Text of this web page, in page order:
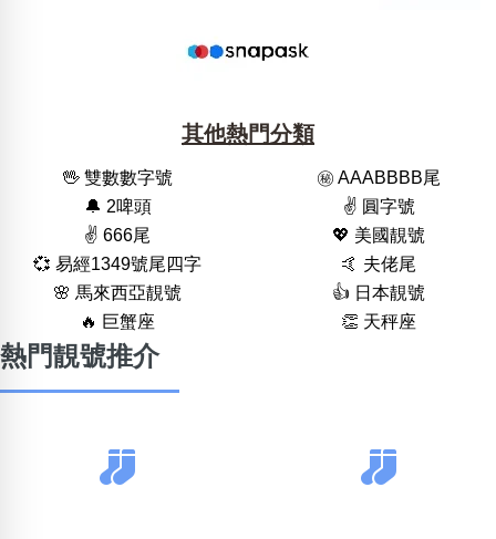
其他熱門分類
🖖 雙數數字號
㊙️ AAABBBB尾
🔔 2啤頭
✌️ 圓字號
✌️ 666尾
💖 美國靚號
💞 易經1349號尾四字
🤙 夫佬尾
🌸 馬來西亞靚號
👍 日本靚號
🔥 巨蟹座
👏 天秤座
熱門靚號推介